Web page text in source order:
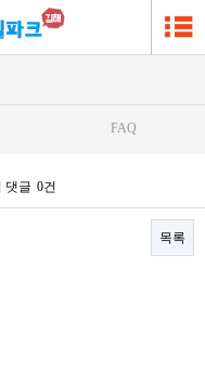
FAQ
댓글 0건
목록